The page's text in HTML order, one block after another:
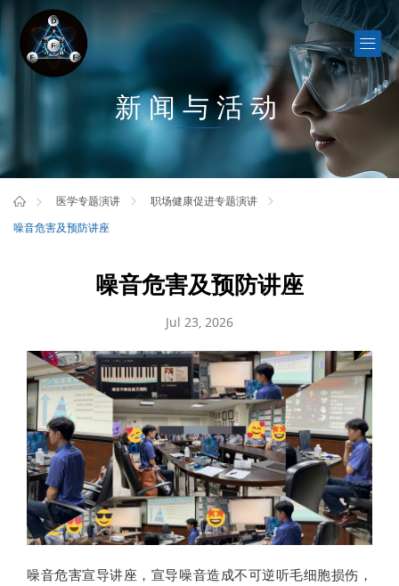
新闻与活动
医学专题演讲
职场健康促进专题演讲
噪音危害及预防讲座
噪音危害及预防讲座
Jul 23, 2026
噪音危害宣导讲座，宣导噪音造成不可逆听毛细胞损伤，